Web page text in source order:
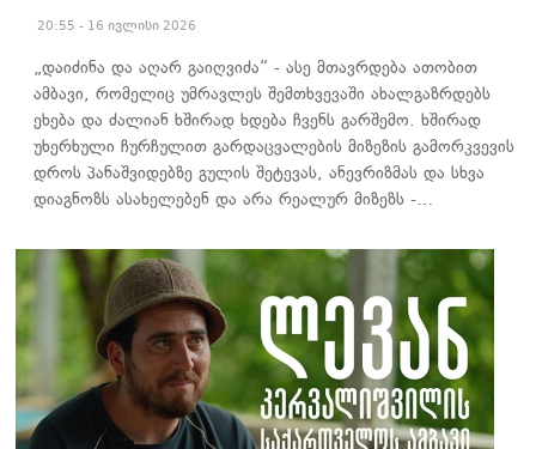
20:55 - 16 ივლისი 2026
„დაიძინა და აღარ გაიღვიძა“ - ასე მთავრდება ათობით
ამბავი, რომელიც უმრავლეს შემთხვევაში ახალგაზრდებს
ეხება და ძალიან ხშირად ხდება ჩვენს გარშემო. ხშირად
უხერხული ჩურჩულით გარდაცვალების მიზეზის გამორკვევის
დროს პანაშვიდებზე გულის შეტევას, ანევრიზმას და სხვა
დიაგნოზს ასახელებენ და არა რეალურ მიზეზს -…